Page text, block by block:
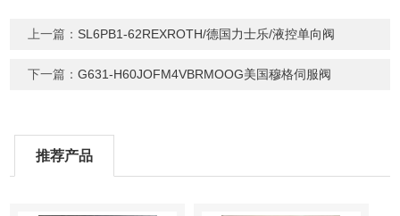
上一篇： SL6PB1-62REXROTH/德国力士乐/液控单向阀
下一篇：G631-H60JOFM4VBRMOOG美国穆格伺服阀
推荐产品